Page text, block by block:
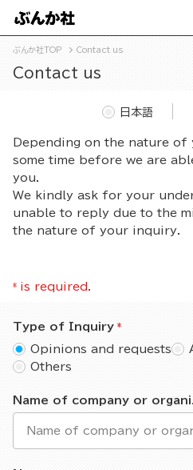
ぶんか社TOP Contact us
Contact us
Depending on the nature
some time before we are
you.
We kindly ask for your
unable to reply due to the
the nature of your inquiry.
日本語
* is required.
Type of Inquiry
Opinions and requests
Others
Name of company or